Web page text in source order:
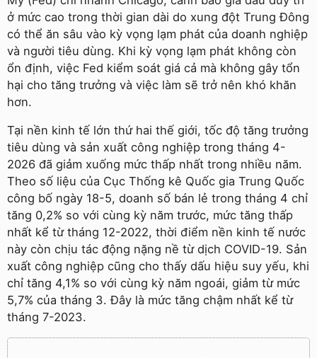
ở mức cao trong thời gian dài do xung đột Trung Đông
có thể ăn sâu vào kỳ vọng lạm phát của doanh nghiệp
và người tiêu dùng. Khi kỳ vọng lạm phát không còn
ổn định, việc Fed kiểm soát giá cả mà không gây tổn
hại cho tăng trưởng và việc làm sẽ trở nên khó khăn
hơn.
Tại nền kinh tế lớn thứ hai thế giới, tốc độ tăng trưởng
tiêu dùng và sản xuất công nghiệp trong tháng 4-
2026 đã giảm xuống mức thấp nhất trong nhiều năm.
Theo số liệu của Cục Thống kê Quốc gia Trung Quốc
công bố ngày 18-5, doanh số bán lẻ trong tháng 4 chỉ
tăng 0,2% so với cùng kỳ năm trước, mức tăng thấp
nhất kể từ tháng 12-2022, thời điểm nền kinh tế nước
này còn chịu tác động nặng nề từ dịch COVID-19. Sản
xuất công nghiệp cũng cho thấy dấu hiệu suy yếu, khi
chỉ tăng 4,1% so với cùng kỳ năm ngoái, giảm từ mức
5,7% của tháng 3. Đây là mức tăng chậm nhất kể từ
tháng 7-2023.